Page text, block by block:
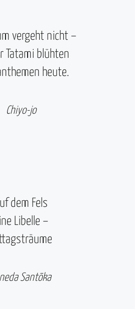
vergeht nicht –
Tatami blühten
heute.
Chiyo-jo
dem Fels
Libelle –
Santōka